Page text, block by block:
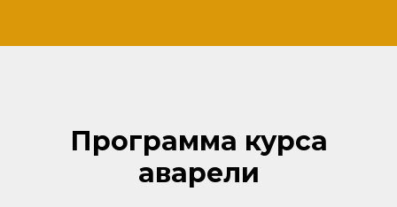
Программа курса
аварели